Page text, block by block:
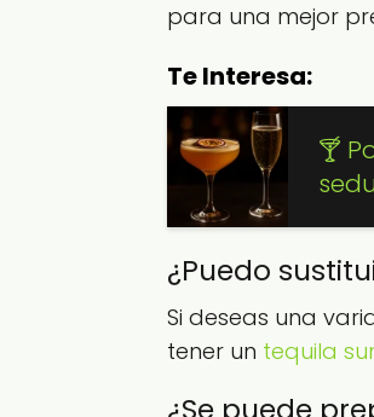
para una mejor
Te Interesa:
🍸
¿Puedo
Si deseas una
tener un tequila